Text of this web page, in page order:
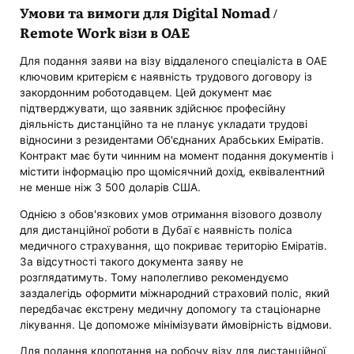
Умови та вимоги для Digital Nomad /
Remote Work візи в ОАЕ
Для подання заяви на візу віддаленого спеціаліста в ОАЕ
ключовим критерієм є наявність трудового договору із
закордонним роботодавцем. Цей документ має
підтверджувати, що заявник здійснює професійну
діяльність дистанційно та не планує укладати трудові
відносини з резидентами Об'єднаних Арабських Еміратів.
Контракт має бути чинним на момент подання документів і
містити інформацію про щомісячний дохід, еквівалентний
не менше ніж 3 500 доларів США.
Однією з обов'язкових умов отримання візового дозволу
для дистанційної роботи в Дубаї є наявність поліса
медичного страхування, що покриває територію Еміратів.
За відсутності такого документа заяву не
розглядатимуть. Тому наполегливо рекомендуємо
заздалегідь оформити міжнародний страховий поліс, який
передбачає екстрену медичну допомогу та стаціонарне
лікування. Це допоможе мінімізувати ймовірність відмови.
Для подання клопотання на робочу візу для дистанційної